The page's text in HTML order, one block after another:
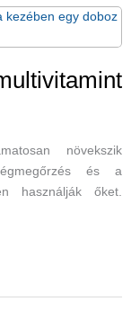
növekszik
és a
használják őket.